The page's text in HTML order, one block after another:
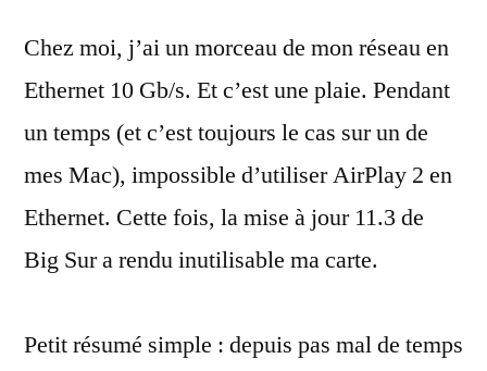
m’a
mon
réseau
Ethernet
Gb/s
Chez moi, j’ai un morceau de mon réseau en
Ethernet 10 Gb/s. Et c’est une plaie. Pendant
un temps (et c’est toujours le cas sur un de
mes Mac), impossible d’utiliser AirPlay 2 en
Ethernet. Cette fois, la mise à jour 11.3 de
Big Sur a rendu inutilisable ma carte.
Petit résumé simple : depuis pas mal de temps